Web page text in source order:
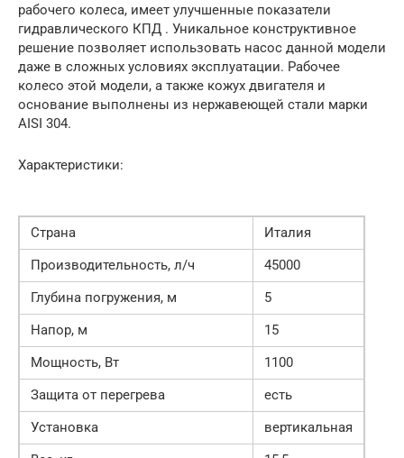
рабочего колеса, имеет улучшенные показатели
гидравлического КПД . Уникальное конструктивное
решение позволяет использовать насос данной модели
даже в сложных условиях эксплуатации. Рабочее
колесо этой модели, а также кожух двигателя и
основание выполнены из нержавеющей стали марки
AISI 304.
Характеристики:
Страна
Италия
Производительность, л/ч
45000
Глубина погружения, м
5
Напор, м
15
Мощность, Вт
1100
Защита от перегрева
есть
Установка
вертикальная